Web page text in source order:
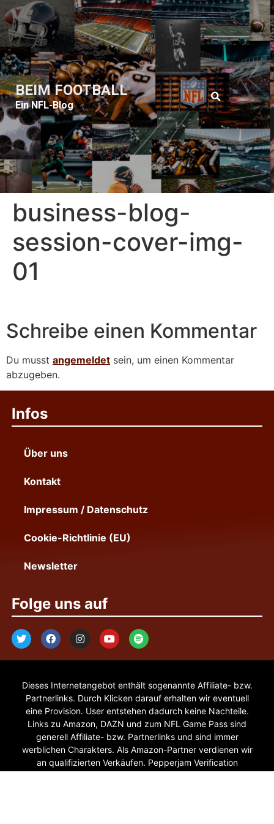
BEIM FOOTBALL
Ein NFL-Blog
business-blog-
session-cover-img-
01
Schreibe einen Kommentar
Du musst angemeldet sein, um einen Kommentar
abzugeben.
Infos
Über uns
Kontakt
Impressum / Datenschutz
Cookie-Richtlinie (EU)
Newsletter
Folge uns auf
Dieses Internetangebot enthält sogenannte Affiliate- bzw.
Partnerlinks. Durch Klicken darauf erhalten wir eventuell
eine Provision. User entstehen dadurch keine Nachteile.
Links zu Amazon, DAZN und zum NFL Game Pass sind
generell Affiliate- bzw. Partnerlinks und sind immer
werblichen Charakters. Als Amazon-Partner verdienen wir
an qualifizierten Verkäufen. Pepperjam Verification